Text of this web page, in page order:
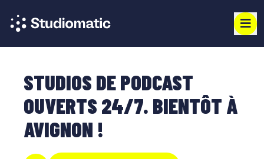
STUDIOS DE PODCAST
OUVERTS 24/7. BIENTÔT À
AVIGNON !